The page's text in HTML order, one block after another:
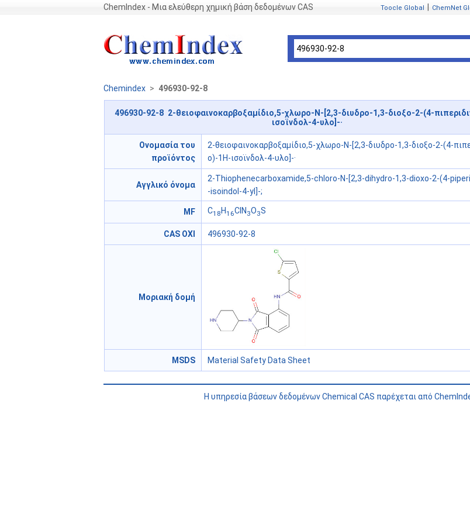
ChemIndex - Μια ελεύθερη χημική βάση δεδομένων CAS Toocle Global ChemNet
Chemindex > 496930-92-8
496930-92-8 2-θειοφαινοκαρβοξαμίδιο,5-χλωρο-N-[2,3-διυδρο-1,3-διοξο-2-(4-
ισοϊνδολ-4-υλο]-·
Ονομασία του
προϊόντος
2-θειοφαινοκαρβοξαμίδιο,5-χλωρο-N-[2,3-διυδρο-1,3-διοξο-2-(4-
ο)-1H-ισοϊνδολ-4-υλο]-·
Αγγλικό όνομα
2-Thiophenecarboxamide,5-chloro-N-[2,3-dihydro-1,3-dioxo-2-(4-
-isoindol-4-yl]-;
MF C18 H16ClN 3O3S
CAS ΟΧΙ 496930-92-8
Μοριακή δομή
MSDS Material Safety Data Sheet
Η υπηρεσία βάσεων δεδομένων Chemical CAS παρέχεται από